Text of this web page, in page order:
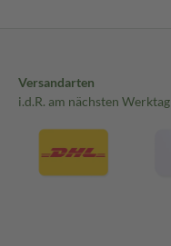
Versandarten
i.d.R. am nächsten Werktag